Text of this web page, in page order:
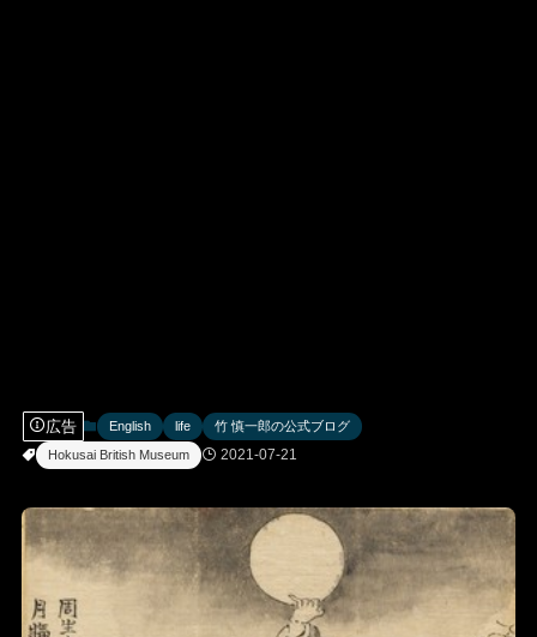
広告 English life
竹 慎一郎の公式ブログ
Hokusai British Museum
2021-07-21